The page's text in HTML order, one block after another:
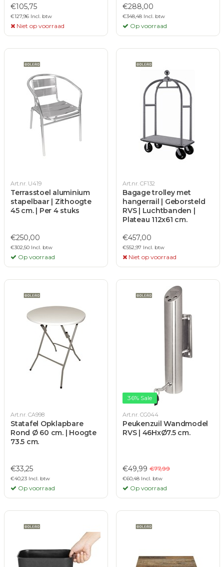
€105,75
€127,96 Incl. btw
Niet op voorraad
€288,00
€348,48 Incl. btw
Op voorraad
Art.nr. U419
Terrasstoel aluminium
stapelbaar | Zithoogte
45 cm. | Per 4 stuks
€250,00
€302,50 Incl. btw
Op voorraad
Art.nr. CF132
Bagage trolley met
hangerrail | Geborsteld
RVS | Luchtbanden |
Plateau 112x61 cm.
€457,00
€552,97 Incl. btw
Niet op voorraad
Art.nr. CA998
Statafel Opklapbare
Rond Ø 60 cm. | Hoogte
73.5 cm.
€33,25
€40,23 Incl. btw
Op voorraad
36% Sale
Art.nr. CG044
Peukenzuil Wandmodel
RVS | 46HxØ7.5 cm.
€49,99 €77,99
€60,48 Incl. btw
Op voorraad